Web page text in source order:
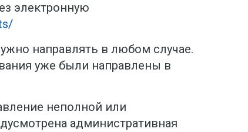
электронную
направлять в любом случае.
уже были направлены в
неполной или
административная